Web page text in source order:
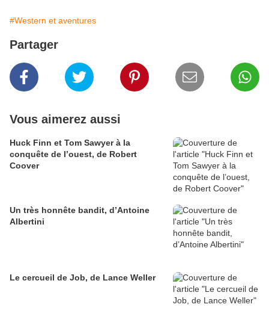
#Western et aventures
Partager
Vous aimerez aussi
Huck Finn et Tom Sawyer à la
conquête de l’ouest, de Robert
Coover
Un très honnête bandit, d’Antoine
Albertini
Le cercueil de Job, de Lance Weller